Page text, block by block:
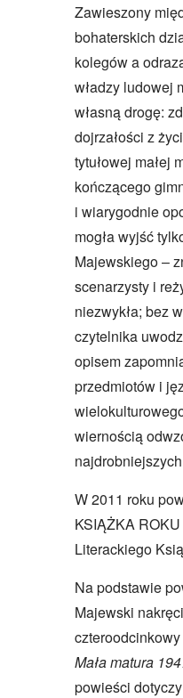
Zawieszony
bohaterskich
kolegów a
władzy ludowej
własną drogę:
dojrzałości z
tytułowej małej
kończącego
i wiarygodnie
mogła wyjść
Majewskiego –
scenarzysty i
niezwykła; bez
czytelnika
opisem
przedmiotów i
wiernością
W 2011 roku
KSIĄŻKA
Literackiego
Na podstawie
Majewski
Mała matura
powieści